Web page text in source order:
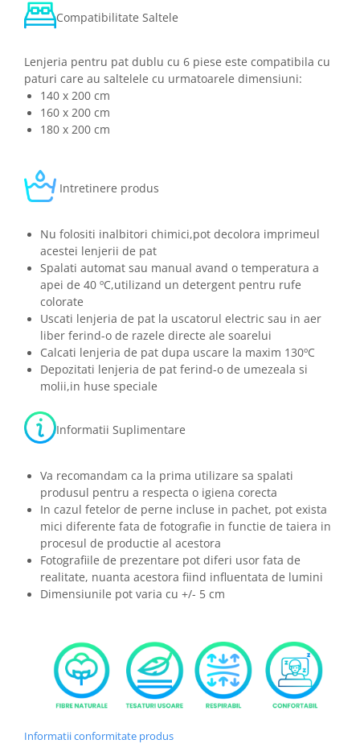
Compatibilitate Saltele
Lenjeria pentru pat dublu cu 6 piese este compatibila cu
paturi care au saltelele cu urmatoarele dimensiuni:
140 x 200 cm
160 x 200 cm
180 x 200 cm
Intretinere produs
Nu folositi inalbitori chimici,pot decolora imprimeul
acestei lenjerii de pat
Spalati automat sau manual avand o temperatura a
apei de 40 ºC,utilizand un detergent pentru rufe
colorate
Uscati lenjeria de pat la uscatorul electric sau in aer
liber ferind-o de razele directe ale soarelui
Calcati lenjeria de pat dupa uscare la maxim 130ºC
Depozitati lenjeria de pat ferind-o de umezeala si
molii,in huse speciale
Informatii Suplimentare
Va recomandam ca la prima utilizare sa spalati
produsul pentru a respecta o igiena corecta
In cazul fetelor de perne incluse in pachet, pot exista
mici diferente fata de fotografie in functie de taiera in
procesul de productie al acestora
Fotografiile de prezentare pot diferi usor fata de
realitate, nuanta acestora fiind influentata de lumini
Dimensiunile pot varia cu +/- 5 cm
Informatii conformitate produs